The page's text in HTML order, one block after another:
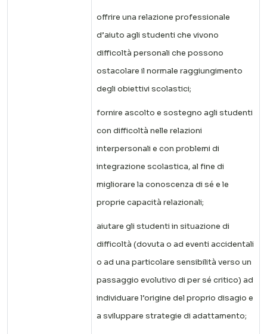
offrire una relazione professionale
d’aiuto agli studenti che vivono
difficoltà personali che possono
ostacolare il normale raggiungimento
degli obiettivi scolastici;
fornire ascolto e sostegno agli studenti
con difficoltà nelle relazioni
interpersonali e con problemi di
integrazione scolastica, al fine di
migliorare la conoscenza di sé e le
proprie capacità relazionali;
aiutare gli studenti in situazione di
difficoltà (dovuta o ad eventi accidentali
o ad una particolare sensibilità verso un
passaggio evolutivo di per sé critico) ad
individuare l’origine del proprio disagio e
a sviluppare strategie di adattamento;